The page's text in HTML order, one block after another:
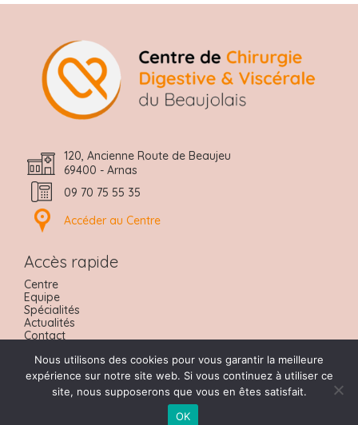
120, Ancienne Route de Beaujeu
69400 - Arnas
09 70 75 55 35
Accéder au Centre
Accès rapide
Centre
Equipe
Spécialités
Actualités
Contact
Urgences
Prendre RDV
Réalisation : Ascomedia
Nous utilisons des cookies pour vous garantir la meilleure
expérience sur notre site web. Si vous continuez à utiliser ce
site, nous supposerons que vous en êtes satisfait.
OK